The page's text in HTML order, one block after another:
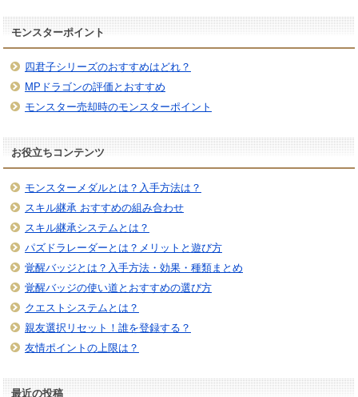
モンスターポイント
四君子シリーズのおすすめはどれ？
MPドラゴンの評価とおすすめ
モンスター売却時のモンスターポイント
お役立ちコンテンツ
モンスターメダルとは？入手方法は？
スキル継承 おすすめの組み合わせ
スキル継承システムとは？
パズドラレーダーとは？メリットと遊び方
覚醒バッジとは？入手方法・効果・種類まとめ
覚醒バッジの使い道とおすすめの選び方
クエストシステムとは？
親友選択リセット！誰を登録する？
友情ポイントの上限は？
最近の投稿